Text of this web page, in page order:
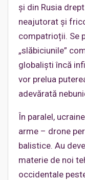
și din Rusia
neajutorat și
compatrioții. Se
„slăbiciunile”
globaliști încă
vor prelua
adevărată
În paralel,
arme – drone
balistice. Au
materie de noi
occidentale